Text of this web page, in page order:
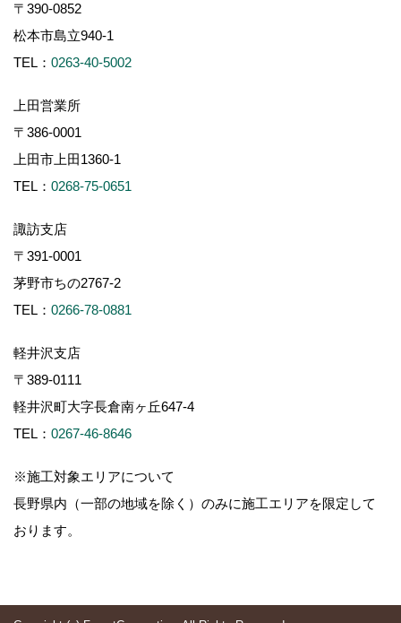
〒390-0852
松本市島立940-1
TEL： 0263-40-5002
上田営業所
〒386-0001
上田市上田1360-1
TEL： 0268-75-0651
諏訪支店
〒391-0001
茅野市ちの2767-2
TEL： 0266-78-0881
軽井沢支店
〒389-0111
軽井沢町大字長倉南ヶ丘647-4
TEL： 0267-46-8646
※施工対象エリアについて
長野県内（一部の地域を除く）のみに施工エリアを限定して
おります。